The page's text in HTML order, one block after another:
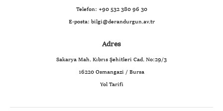
Telefon: +90 532 380 96 30
E-posta: bilgi@derandurgun.av.tr
Adres
Sakarya Mah. Kıbrıs Şehitleri Cad. No:29/3
16220 Osmangazi / Bursa
Yol Tarifi